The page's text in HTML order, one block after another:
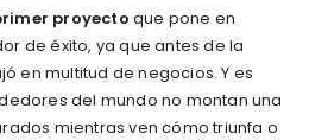
proyecto que pone en
de éxito, ya que antes de la
en multitud de negocios. Y es
del mundo no montan una
mientras ven cómo triunfa o